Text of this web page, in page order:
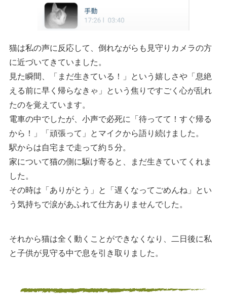
猫は私の声に反応して、倒れながらも見守りカメラの方
に近づいてきていました。
見た瞬間、「まだ生きている！」という嬉しさや「息絶
える前に早く帰らなきゃ」という焦りですごく心が乱れ
たのを覚えています。
電車の中でしたが、小声で必死に「待ってて！すぐ帰る
から！」「頑張って」とマイクから語り続けました。
駅からは自宅まで走って約５分。
家について猫の側に駆け寄ると、まだ生きていてくれま
した。
その時は「ありがとう」と「遅くなってごめんね」とい
う気持ちで涙があふれて仕方ありませんでした。
それから猫は全く動くことができなくなり、二日後に私
と子供が見守る中で息を引き取りました。